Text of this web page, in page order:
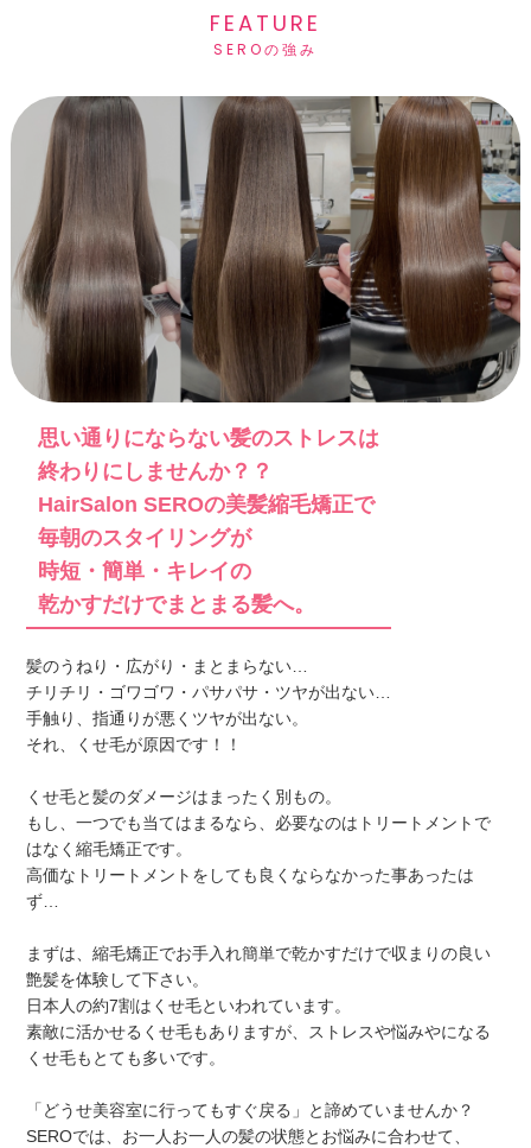
FEATURE
SEROの強み
思い通りにならない髪のストレスは
終わりにしませんか？？
HairSalon SEROの美髪縮毛矯正で
毎朝のスタイリングが
時短・簡単・キレイの
乾かすだけでまとまる髪へ。
髪のうねり・広がり・まとまらない…
チリチリ・ゴワゴワ・パサパサ・ツヤが出ない…
手触り、指通りが悪くツヤが出ない。
それ、くせ毛が原因です！！
くせ毛と髪のダメージはまったく別もの。
もし、一つでも当てはまるなら、必要なのはトリートメントで
はなく 縮毛矯正です。
高価なトリートメントをしても良くならなかった事あったは
ず…
まずは、縮毛矯正でお手入れ簡単で乾かすだけで収まりの良い
艶髪を体験して下さい。
日本人の約7割はくせ毛といわれています。
素敵に活かせるくせ毛もありますが、ストレスや悩みやになる
くせ毛もとても多いです。
「どうせ美容室に行ってもすぐ戻る」と諦めていませんか？
SEROでは、お一人お一人の髪の状態とお悩みに合わせて、